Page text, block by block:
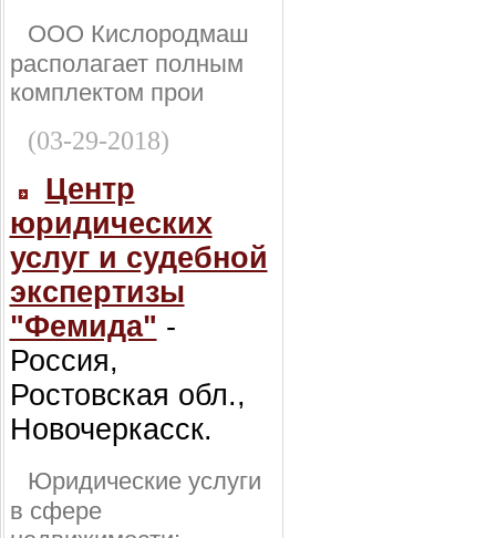
ООО Кислородмаш
располагает полным
комплектом прои
(03-29-2018)
Центр
юридических
услуг и судебной
экспертизы
"Фемида" -
Россия,
Ростовская обл.,
Новочеркасск.
Юридические услуги
в сфере